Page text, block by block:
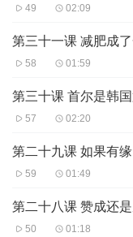
49 02:09
第三十一课 减肥成
58 01:59
第三十课 首尔是韩
57 02:20
第二十九课 如果有
59 01:49
第二十八课 赞成还
50 01:18